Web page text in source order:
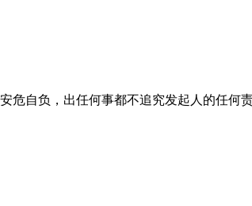
危自负，出任何事都不追究发起人的任